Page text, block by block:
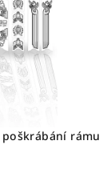
rámu